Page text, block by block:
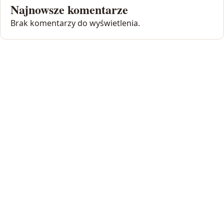
Najnowsze komentarze
Brak komentarzy do wyświetlenia.